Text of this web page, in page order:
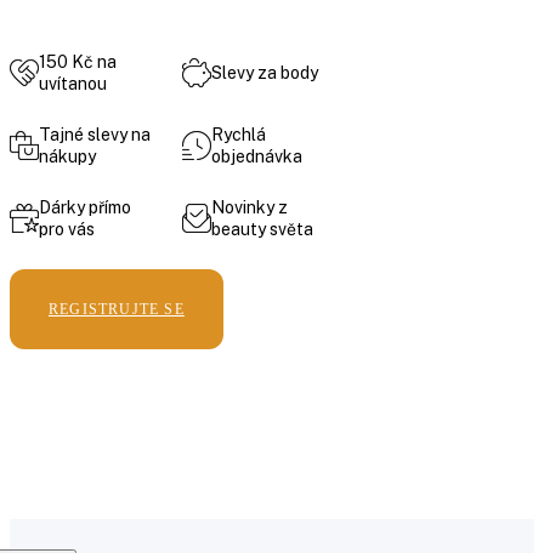
150 Kč na
uvítanou
Slevy za body
Tajné slevy na
nákupy
Rychlá
objednávka
Dárky přímo
pro vás
Novinky z
beauty světa
REGISTRUJTE SE